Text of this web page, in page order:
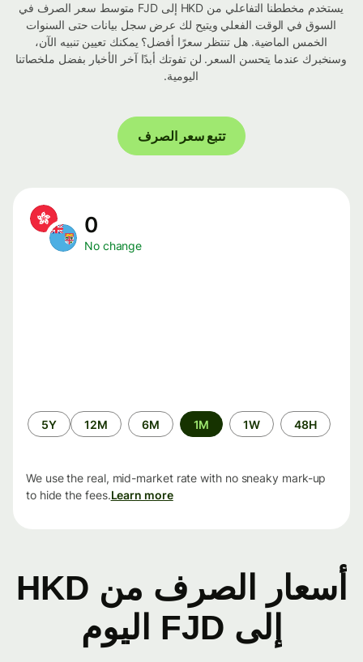
يستخدم مخططنا التفاعلي من HKD إلى FJD متوسط ​​سعر الصرف في
السوق في الوقت الفعلي ويتيح لك عرض سجل بيانات حتى السنوات
الخمس الماضية. هل تنتظر سعرًا أفضل؟ يمكنك تعيين تنبيه الآن،
وسنخبرك عندما يتحسن السعر. لن تفوتك أبدًا آخر الأخبار بفضل ملخصاتنا
اليومية.
تتبع سعر الصرف
No change
الفترة
الزمنية
48H
1W
1M
6M
12M
5Y
We use the real, mid-market rate with no sneaky mark-up
to hide the fees.Learn more
أسعار الصرف من HKD
إلى FJD اليوم